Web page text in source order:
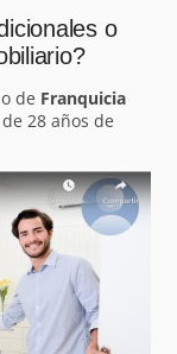
o
de Franquicia
28 años de